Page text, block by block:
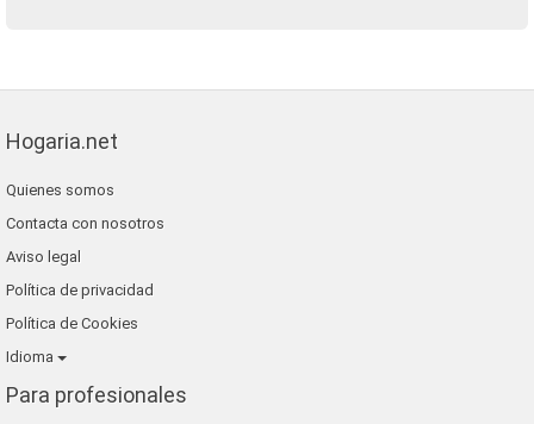
Hogaria.net
Quienes somos
Contacta con nosotros
Aviso legal
Política de privacidad
Política de Cookies
Idioma
Para profesionales